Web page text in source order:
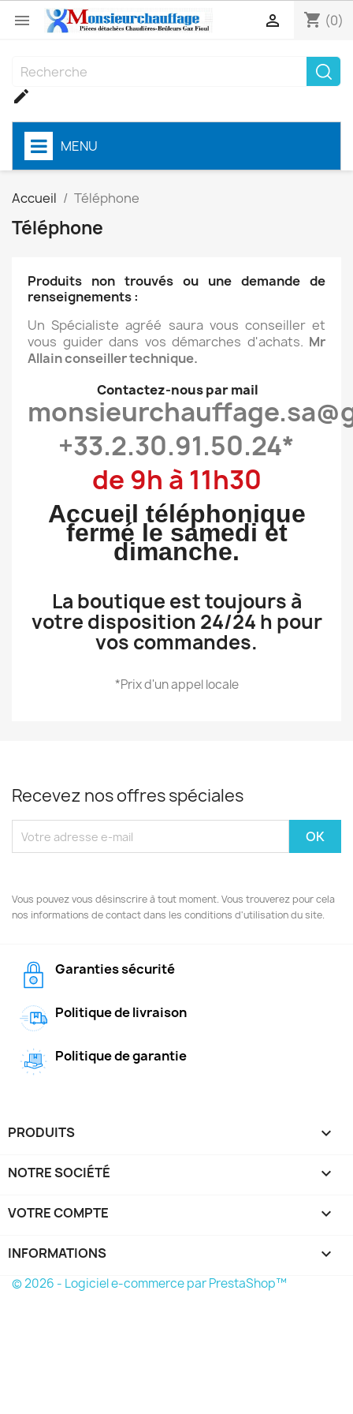
 shopping_cart (0)


MENU
Accueil Téléphone
Téléphone
Produits non trouvés ou une demande de
renseignements :
Un Spécialiste agréé saura vous conseiller et
vous guider dans vos démarches d'achats. Mr
Allain conseiller technique.
Contactez-nous par mail
+33.2.30.91.50.24*
de 9h à 11h30
Accueil téléphonique
fermé le samedi et
dimanche.
La boutique est toujours à
votre disposition 24/24 h pour
vos commandes.
*Prix d'un appel locale
Recevez nos offres spéciales
Vous pouvez vous désinscrire à tout moment. Vous trouverez pour cela
nos informations de contact dans les conditions d'utilisation du site.
Garanties sécurité
Politique de livraison
Politique de garantie
PRODUITS 
NOTRE SOCIÉTÉ 
VOTRE COMPTE 
INFORMATIONS keyboard_arrow_down
© 2026 - Logiciel e-commerce par PrestaShop™